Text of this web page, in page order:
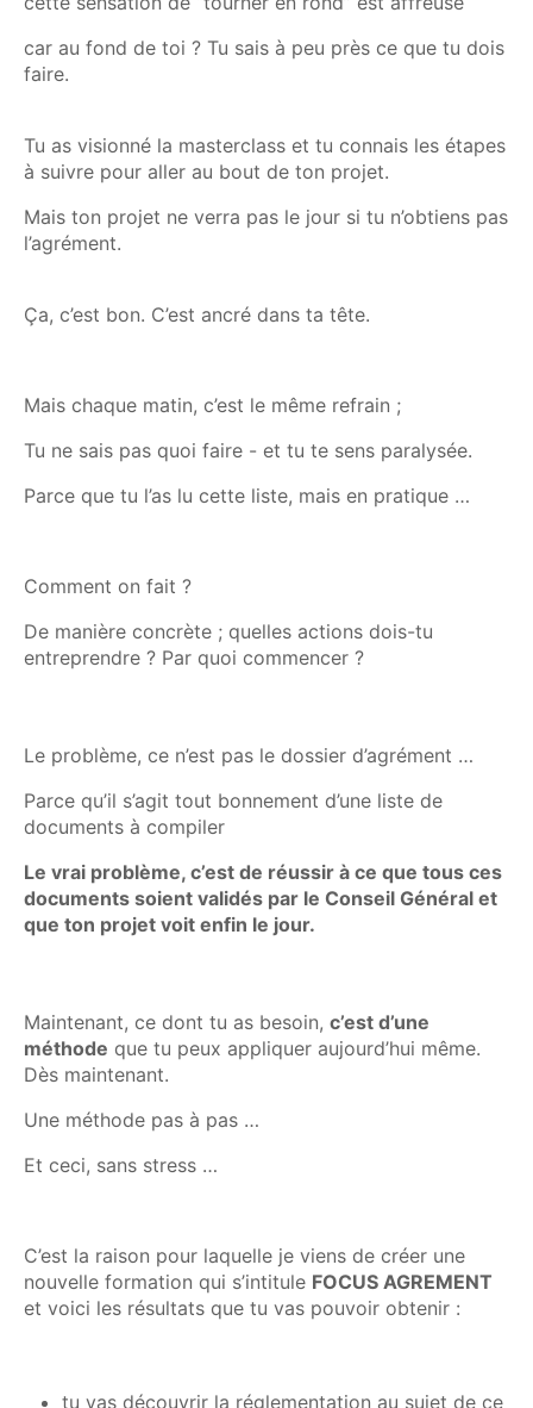
car au fond de toi ? Tu sais à peu près ce que tu dois
faire.
Tu as visionné la masterclass et tu connais les étapes
à suivre pour aller au bout de ton projet.
Mais ton projet ne verra pas le jour si tu n’obtiens pas
l’agrément.
Ça, c’est bon. C’est ancré dans ta tête.
Mais chaque matin, c’est le même refrain ;
Tu ne sais pas quoi faire - et tu te sens paralysée.
Parce que tu l’as lu cette liste, mais en pratique …
Comment on fait ?
De manière concrète ; quelles actions dois-tu
entreprendre ? Par quoi commencer ?
Le problème, ce n’est pas le dossier d’agrément …
Parce qu’il s’agit tout bonnement d’une liste de
documents à compiler
Le vrai problème, c’est de réussir à ce que tous ces
documents soient validés par le Conseil Général et
que ton projet voit enfin le jour.
Maintenant, ce dont tu as besoin, c’est d’une
méthode que tu peux appliquer aujourd’hui même.
Dès maintenant.
Une méthode pas à pas …
Et ceci, sans stress …
C’est la raison pour laquelle je viens de créer une
nouvelle formation qui s’intitule FOCUS AGREMENT
et voici les résultats que tu vas pouvoir obtenir :
tu vas découvrir la réglementation au sujet de ce